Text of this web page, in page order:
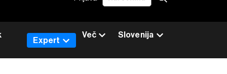
Slovenija
Expert
Več